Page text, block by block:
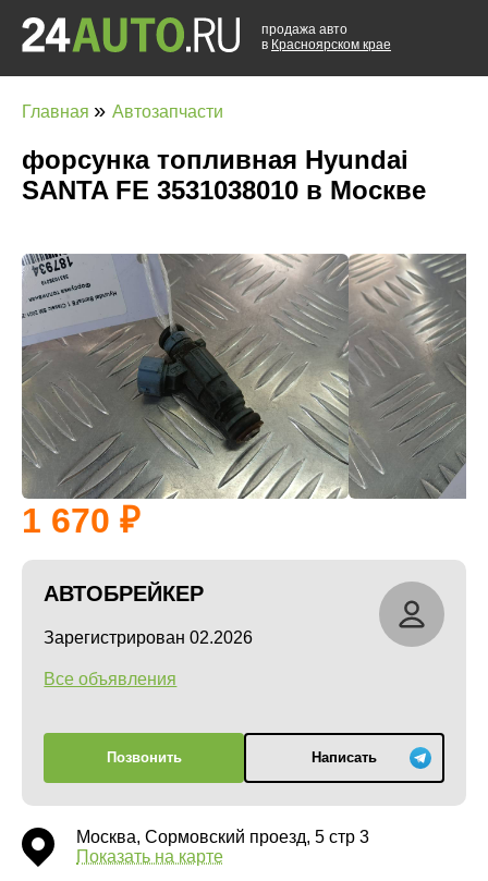
продажа авто
в Красноярском крае
Главная » Автозапчасти
форсунка топливная Hyundai
SANTA FE 3531038010 в Москве
1 670
АВТОБРЕЙКЕР
Зарегистрирован 02.2026
Все объявления
Позвонить Написать
Москва, Сормовский проезд, 5 стр 3
Показать на карте